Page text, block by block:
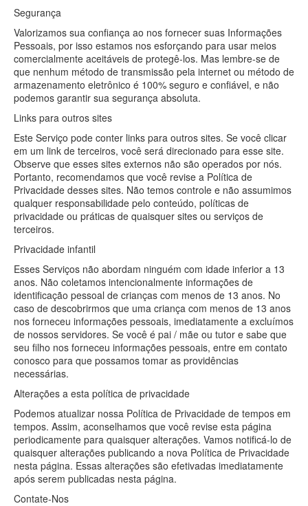
Segurança
Valorizamos sua confiança ao nos fornecer suas Informações
Pessoais, por isso estamos nos esforçando para usar meios
comercialmente aceitáveis de protegê-los. Mas lembre-se de
que nenhum método de transmissão pela internet ou método de
armazenamento eletrônico é 100% seguro e confiável, e não
podemos garantir sua segurança absoluta.
Links para outros sites
Este Serviço pode conter links para outros sites. Se você clicar
em um link de terceiros, você será direcionado para esse site.
Observe que esses sites externos não são operados por nós.
Portanto, recomendamos que você revise a Política de
Privacidade desses sites. Não temos controle e não assumimos
qualquer responsabilidade pelo conteúdo, políticas de
privacidade ou práticas de quaisquer sites ou serviços de
terceiros.
Privacidade infantil
Esses Serviços não abordam ninguém com idade inferior a 13
anos. Não coletamos intencionalmente informações de
identificação pessoal de crianças com menos de 13 anos. No
caso de descobrirmos que uma criança com menos de 13 anos
nos forneceu informações pessoais, imediatamente a excluímos
de nossos servidores. Se você é pai / mãe ou tutor e sabe que
seu filho nos forneceu informações pessoais, entre em contato
conosco para que possamos tomar as providências
necessárias.
Alterações a esta política de privacidade
Podemos atualizar nossa Política de Privacidade de tempos em
tempos. Assim, aconselhamos que você revise esta página
periodicamente para quaisquer alterações. Vamos notificá-lo de
quaisquer alterações publicando a nova Política de Privacidade
nesta página. Essas alterações são efetivadas imediatamente
após serem publicadas nesta página.
Contate-Nos